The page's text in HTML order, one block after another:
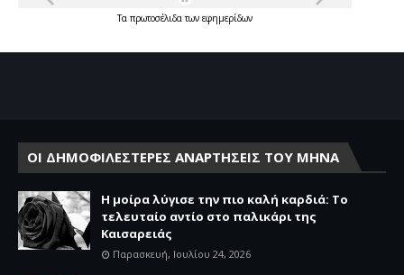
Τα πρωτοσέλιδατων εφημερίδων
ΟΙ ΔΗΜΟΦΙΛΕΣΤΕΡΕΣ ΑΝΑΡΤΗΣΕΙΣ ΤΟΥ ΜΗΝΑ
Η μοίρα λύγισε την πιο καλή καρδιά: Το
τελευταίο αντίο στο παλικάρι της
Καισαρειάς
Παρασκευή, Ιουλίου 24, 2026